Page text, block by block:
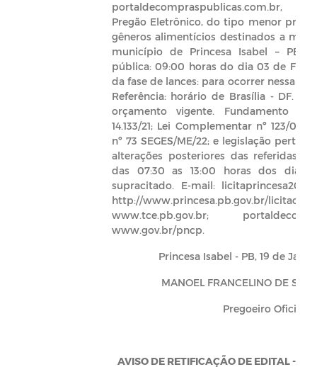
portaldecompraspublicas.com.br,
Pregão Eletrônico, do tipo menor
gêneros alimentícios destinados a
município de Princesa Isabel – PB.
pública: 09:00 horas do dia 03 de
da fase de lances: para ocorrer nessa
Referência: horário de Brasília - DF.
orçamento vigente. Fundamento
14.133/21; Lei Complementar nº 123/06;
nº 73 SEGES/ME/22; e legislação
alterações posteriores das referidas
das 07:30 as 13:00 horas dos dias
supracitado. E-mail:
http://www.princesa.pb.gov.br/licitacoes;
www.tce.pb.gov.br;
www.gov.br/pncp.
Princesa Isabel - PB, 19 de
MANOEL FRANCELINO DE
Pregoeiro Oficial
AVISO DE RETIFICAÇÃO DE EDITAL -